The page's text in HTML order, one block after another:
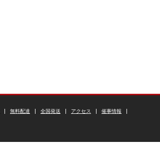
無料配達 全国発送 アクセス 催事情報